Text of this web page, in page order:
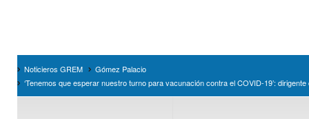
Noticieros GREM
Gómez Palacio
‘Tenemos que esperar nuestro turno para vacunación contra el COVID-19’: